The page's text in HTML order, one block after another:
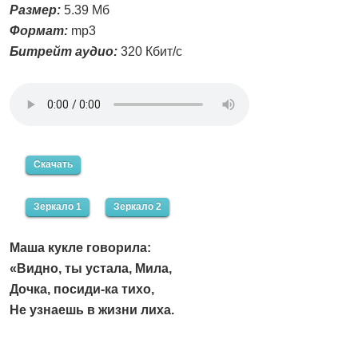
Размер: 5.39 Мб
Формат: mp3
Битрейт аудио: 320 Кбит/с
Скачать
Зеркало 1 Зеркало 2
Маша кукле говорила:
«Видно, ты устала, Мила,
Дочка, посиди-ка тихо,
Не узнаешь в жизни лиха.